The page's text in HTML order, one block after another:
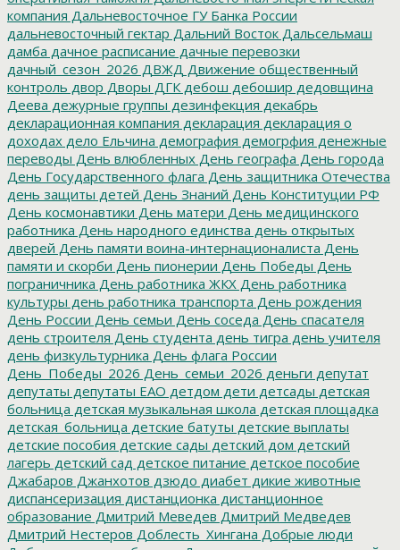
компания Дальневосточное ГУ Банка России
дальневосточный гектар Дальний Восток Дальсельмаш
дамба дачное расписание дачные перевозки
дачный_сезон_2026 ДВЖД Движение общественный
контроль двор Дворы ДГК дебош дебошир дедовщина
Деева дежурные группы дезинфекция декабрь
декларационная компания декларация декларация о
доходах дело Ельчина демография демогрфия денежные
переводы День влюбленных День географа День города
День Государственного флага День защитника Отечества
день защиты детей День Знаний День Конституции РФ
День космонавтики День матери День медицинского
работника День народного единства день открытых
дверей День памяти воина-интернационалиста День
памяти и скорби День пионерии День Победы День
пограничника День работника ЖКХ День работника
культуры день работника транспорта День рождения
День России День семьи День соседа День спасателя
день строителя День студента день тигра день учителя
день физкультурника День флага России
День_Победы_2026 День_семьи_2026 деньги депутат
депутаты депутаты ЕАО детдом дети детсады детская
больница детская музыкальная школа детская площадка
детская_больница детские батуты детские выплаты
детские пособия детские сады детский дом детский
лагерь детский сад детское питание детское пособие
Джабаров Джанхотов дзюдо диабет дикие животные
диспансеризация дистанционка дистанционное
образование Дмитрий Меведев Дмитрий Медведев
Дмитрий Нестеров Доблесть_Хингана Добрые люди